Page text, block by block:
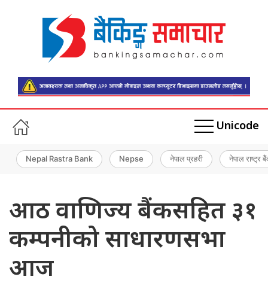
Unicode
Nepal Rastra Bank Nepse नेपाल प्रहरी नेपाल राष्ट्र
आठ वाणिज्य बैंकसहित ३१
कम्पनीको साधारणसभा
आज